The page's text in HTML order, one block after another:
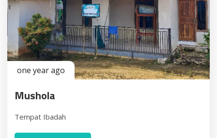
one year ago
Mushola
Tempat Ibadah